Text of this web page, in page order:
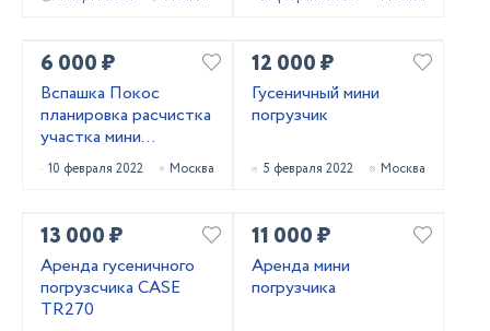
собственника
6 000 ₽
Вспашка Покос
планировка расчистка
участка мини
погрузчиком
10 февраля 2022 Москва
12 000 ₽
Гусеничный мини
погрузчик
5 февраля 2022 Москва
13 000 ₽
Аренда гусеничного
погрузсчика CASE
TR270
11 000 ₽
Аренда мини
погрузчика